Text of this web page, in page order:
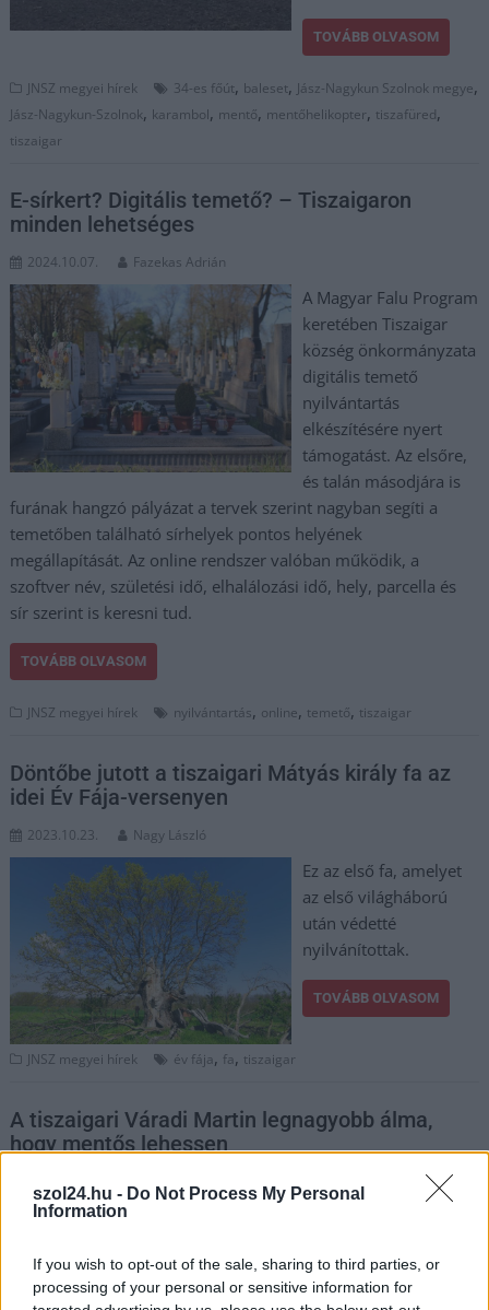
szol24.hu - Do Not Process My Personal
Information
If you wish to opt-out of the sale, sharing to third parties, or
processing of your personal or sensitive information for
TOVÁBB OLVASOM
JNSZ megyei hírek 34-es főút, baleset, Jász-Nagykun Szolnok megye,
Jász-Nagykun-Szolnok, karambol, mentő, mentőhelikopter, tiszafüred,
tiszaigar
E-sírkert? Digitális temető? – Tiszaigaron
minden lehetséges
2024.10.07. Fazekas Adrián
A Magyar Falu Program
keretében Tiszaigar
község önkormányzata
digitális temető
nyilvántartás
elkészítésére nyert
támogatást. Az elsőre,
és talán másodjára is
furának hangzó pályázat a tervek szerint nagyban segíti a
temetőben található sírhelyek pontos helyének
megállapítását. Az online rendszer valóban működik, a
szoftver név, születési idő, elhalálozási idő, hely, parcella és
sír szerint is keresni tud.
TOVÁBB OLVASOM
JNSZ megyei hírek nyilvántartás, online, temető, tiszaigar
Döntőbe jutott a tiszaigari Mátyás király fa az
idei Év Fája-versenyen
2023.10.23. Nagy László
Ez az első fa, amelyet
az első világháború
után védetté
nyilvánítottak.
TOVÁBB OLVASOM
JNSZ megyei hírek év fája, fa, tiszaigar
A tiszaigari Váradi Martin legnagyobb álma,
hogy mentős lehessen
akit lenyűgöz a
mentősök hivatása és